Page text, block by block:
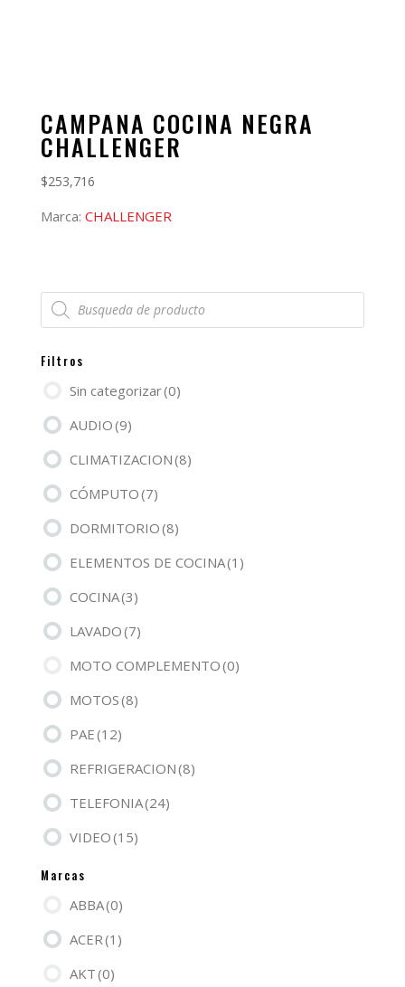
CAMPANA COCINA NEGRA
CHALLENGER
$253,716
Marca: CHALLENGER
Búsqueda
de
productos
Filtros
Sin categorizar(0)
AUDIO(9)
CLIMATIZACION(8)
CÓMPUTO(7)
DORMITORIO(8)
ELEMENTOS DE COCINA(1)
COCINA(3)
LAVADO(7)
MOTO COMPLEMENTO(0)
MOTOS(8)
PAE(12)
REFRIGERACION(8)
TELEFONIA(24)
VIDEO(15)
Marcas
ABBA(0)
ACER(1)
AKT(0)